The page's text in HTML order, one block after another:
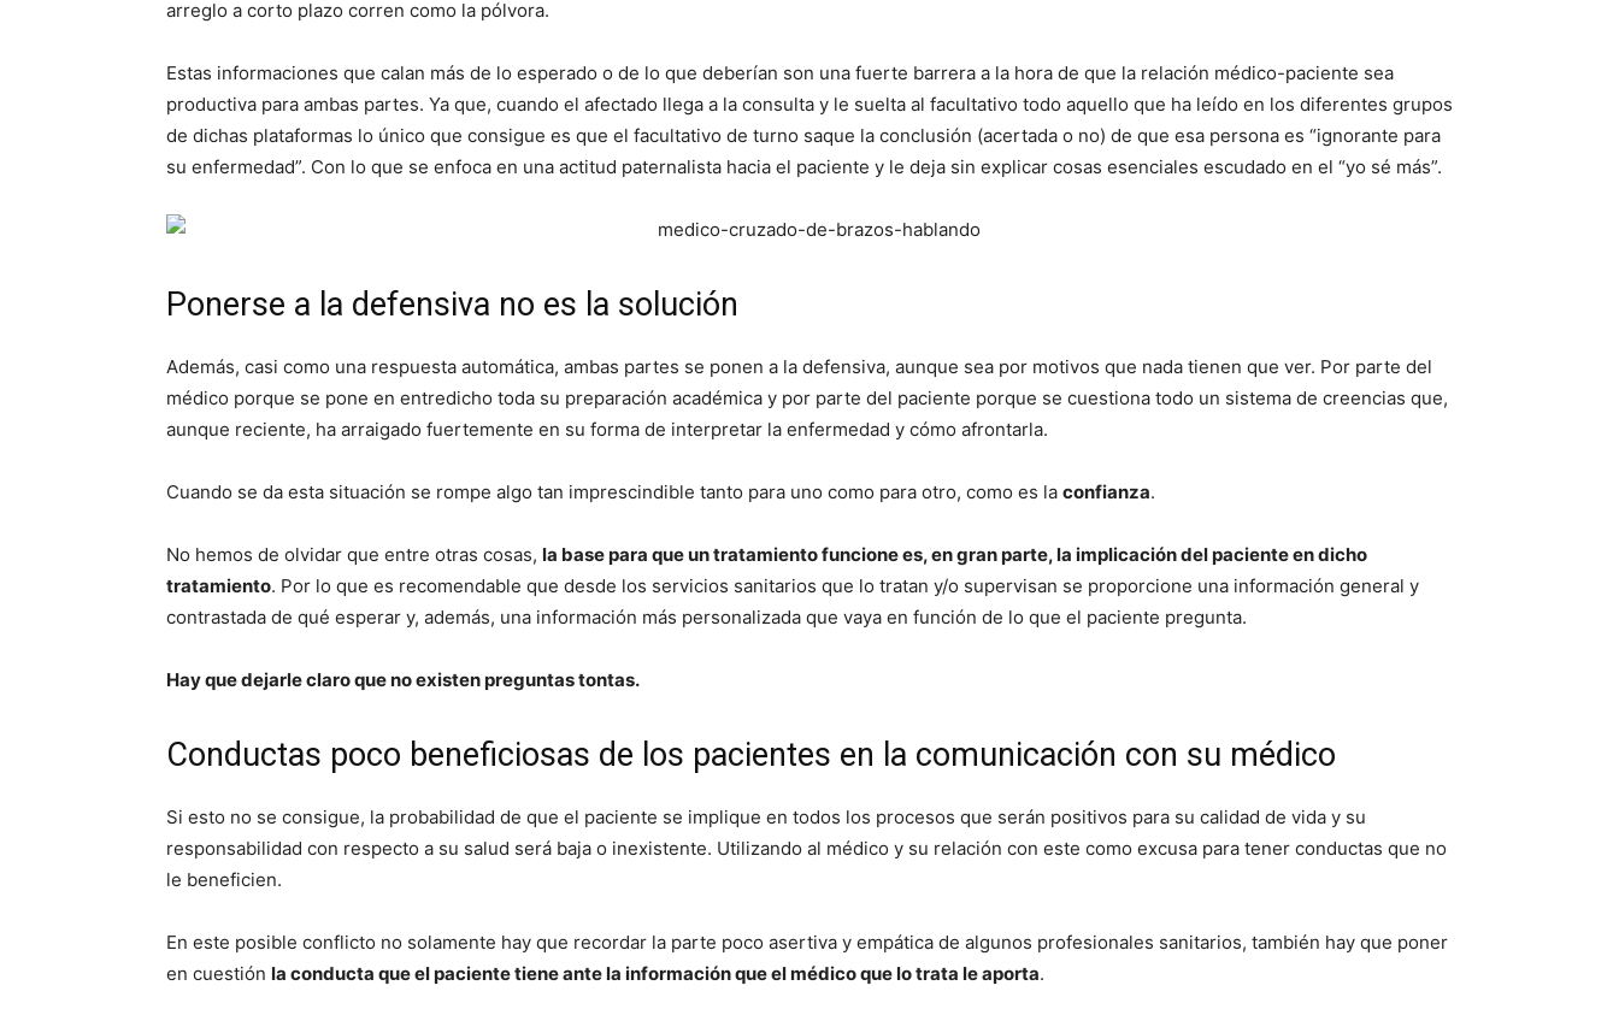
arreglo a corto plazo corren como la pólvora.
Estas informaciones que calan más de lo esperado o de lo que deberían son una fuerte barrera a la hora de que la relación médico-paciente sea
productiva para ambas partes. Ya que, cuando el afectado llega a la consulta y le suelta al facultativo todo aquello que ha leído en los diferentes grupos
de dichas plataformas lo único que consigue es que el facultativo de turno saque la conclusión (acertada o no) de que esa persona es “ignorante para
su enfermedad”. Con lo que se enfoca en una actitud paternalista hacia el paciente y le deja sin explicar cosas esenciales escudado en el “yo sé más”.
Ponerse a la defensiva no es la solución
Además, casi como una respuesta automática, ambas partes se ponen a la defensiva, aunque sea por motivos que nada tienen que ver. Por parte del
médico porque se pone en entredicho toda su preparación académica y por parte del paciente porque se cuestiona todo un sistema de creencias que,
aunque reciente, ha arraigado fuertemente en su forma de interpretar la enfermedad y cómo afrontarla.
Cuando se da esta situación se rompe algo tan imprescindible tanto para uno como para otro, como es la confianza.
No hemos de olvidar que entre otras cosas, la base para que un tratamiento funcione es, en gran parte, la implicación del paciente en dicho
tratamiento. Por lo que es recomendable que desde los servicios sanitarios que lo tratan y/o supervisan se proporcione una información general y
contrastada de qué esperar y, además, una información más personalizada que vaya en función de lo que el paciente pregunta.
Hay que dejarle claro que no existen preguntas tontas.
Conductas poco beneficiosas de los pacientes en la comunicación con su médico
Si esto no se consigue, la probabilidad de que el paciente se implique en todos los procesos que serán positivos para su calidad de vida y su
responsabilidad con respecto a su salud será baja o inexistente. Utilizando al médico y su relación con este como excusa para tener conductas que no
le beneficien.
En este posible conflicto no solamente hay que recordar la parte poco asertiva y empática de algunos profesionales sanitarios, también hay que poner
en cuestión la conducta que el paciente tiene ante la información que el médico que lo trata le aporta.